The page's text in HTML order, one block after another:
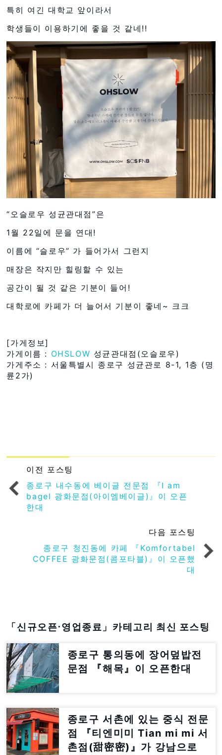
특히 여긴 대학교 앞이라서
학생들이 이용하기에 좋을 것 같네!!
“오슬로우 성균관대점”은
1월 22일에 문을 연대!
이름에 “슬로우” 가 들어가서 그런지
매장은 작지만 힐링할 수 있는
공간이 될 것 같은 기분이 들어!
대학로에 카페가 더 늘어서 기분이 좋네~ 크크
[가게정보]
가게이름 : OHSLOW 성균관대점(오슬로우)
가게주소 : 서울특별시 종로구 성균관로 8-1, 1층 (명
륜2가)
이전 포스팅
종로구 내수동에 베이글 전문점 『I am
bagel 광화문점(아이엠베이글)』이 오픈
한대
다음 포스팅
종로구 청진동에 카페 『Komfortabel
COFFEE 광화문점(콤포타블)』이 오픈했
대
「신규오픈⋅영업종료」카테고리 최신 포스팅
종로구 통의동에 장어덮밥전
문점 『해목』이 오픈한대
종로구 서촌에 있는 중식 전문
점 『티엔미미 Tian mi mi 서
촌점(甜密密)』가 강남으로